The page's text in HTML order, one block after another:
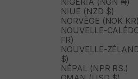
NIUE (NZD $)
NORVÈGE (NOK KR)
NOUVELLE-
FR)
NOUVELLE-
$)
NÉPAL (NPR RS.)